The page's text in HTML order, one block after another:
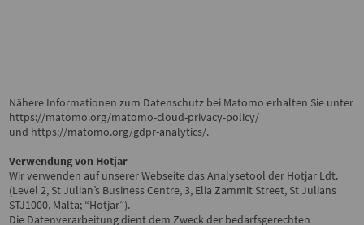
Nähere Informationen zum Datenschutz bei Matomo erhalten Sie unter
https://matomo.org/matomo-cloud-privacy-policy/
und https://matomo.org/gdpr-analytics/.
Verwendung von Hotjar
Wir verwenden auf unserer Webseite das Analysetool der Hotjar Ldt.
(Level 2, St Julian’s Business Centre, 3, Elia Zammit Street, St Julians
STJ1000, Malta; “Hotjar”).
Die Datenverarbeitung dient dem Zweck der bedarfsgerechten